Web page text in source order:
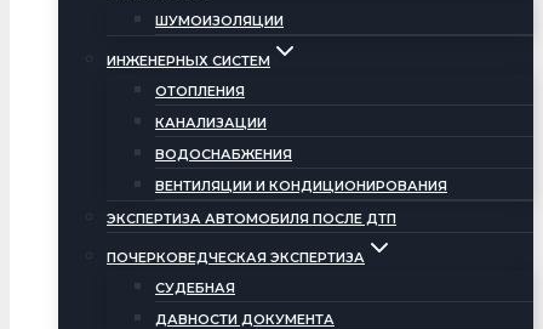
ШУМОИЗОЛЯЦИИ
ИНЖЕНЕРНЫХ СИСТЕМ
ОТОПЛЕНИЯ
КАНАЛИЗАЦИИ
ВОДОСНАБЖЕНИЯ
ВЕНТИЛЯЦИИ И КОНДИЦИОНИРОВАНИЯ
ЭКСПЕРТИЗА АВТОМОБИЛЯ ПОСЛЕ ДТП
ПОЧЕРКОВЕДЧЕСКАЯ ЭКСПЕРТИЗА
СУДЕБНАЯ
ДАВНОСТИ ДОКУМЕНТА